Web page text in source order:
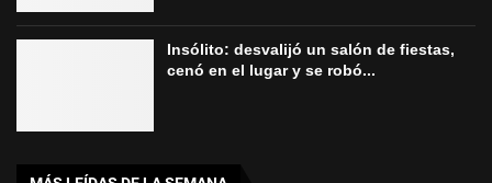
Insólito: desvalijó un salón de fiestas,
cenó en el lugar y se robó...